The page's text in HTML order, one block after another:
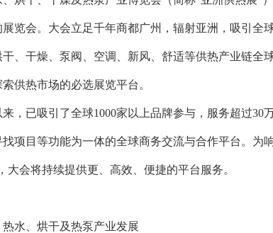
览会。大会立足千年商都广州，辐射亚洲，吸引全
、干燥、泵阀、空调、新风、舒适等供热产业链全
供热市场的必选展览平台。
，已吸引了全球1000家以上品牌参与，服务超过
项目等功能为一体的全球商务交流与合作平台。为
大会将持续提供更、高效、便捷的平台服务。
热水、烘干及热泵产业发展